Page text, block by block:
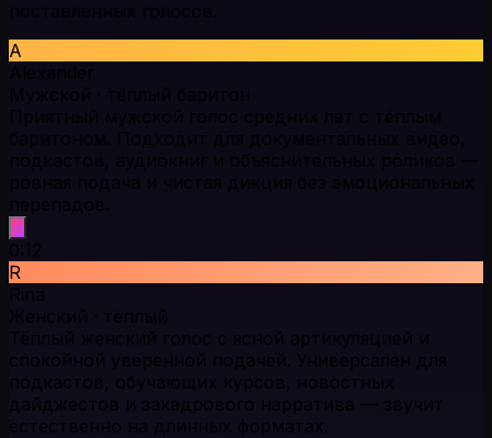
A
0:12
R
Rina
Женский · тёплый
Тёплый женский голос с ясной артикуляцией и
спокойной уверенной подачей. Универсален для
подкастов, обучающих курсов, новостных
дайджестов и закадрового нарратива — звучит
естественно на длинных форматах.